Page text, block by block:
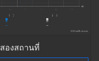
องสถานที่